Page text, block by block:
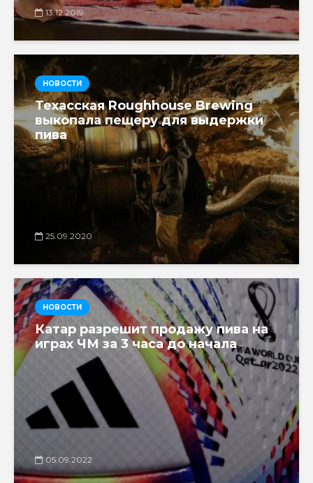
13.12.2019
НОВОСТИ
Техасская Roughhouse Brewing
выкопала пещеру для выдержки
пива
25.09.2020
НОВОСТИ
Катар разрешит продажу пива на
играх ЧМ за 3 часа до начала
05.09.2022